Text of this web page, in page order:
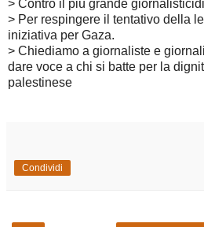
> Contro il più grande
> Per respingere il tentativo della
iniziativa per Gaza.
> Chiediamo a giornaliste e
dare voce a chi si batte per la
palestinese
Condividi